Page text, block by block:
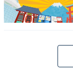
つまり、本番の